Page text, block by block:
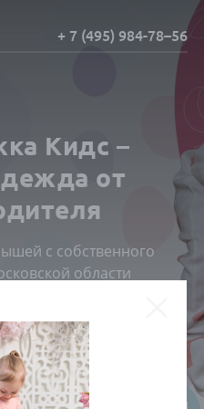
+ 7 (495) 984-78–56
Кидс –
от
с собственного
области
КАТАЛОГ